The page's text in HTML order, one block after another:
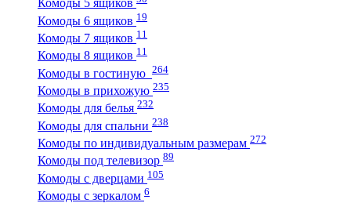
Комоды 5 ящиков
Комоды 6 ящиков 19
Комоды 7 ящиков 11
Комоды 8 ящиков 11
Комоды в гостиную 264
Комоды в прихожую 235
Комоды для белья 232
Комоды для спальни 238
Комоды по индивидуальным размерам 272
Комоды под телевизор 89
Комоды с дверцами 105
Комоды с зеркалом 6